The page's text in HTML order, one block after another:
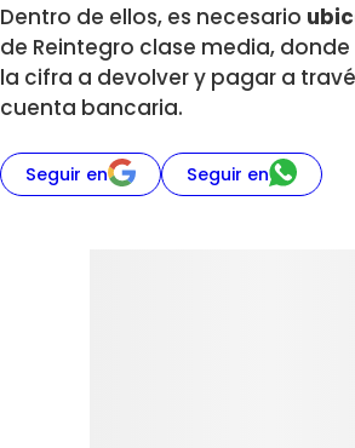
Dentro de ellos, es necesario
de Reintegro clase media,
la cifra a devolver y pagar a
cuenta bancaria.
Seguir en Seguir en